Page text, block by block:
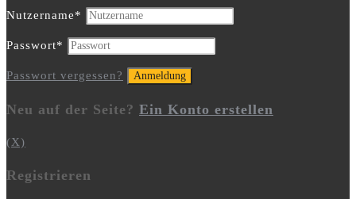
Nutzername*
Passwort*
Passwort vergessen?
Neu auf der Seite? Ein Konto erstellen
(X)
Registrieren